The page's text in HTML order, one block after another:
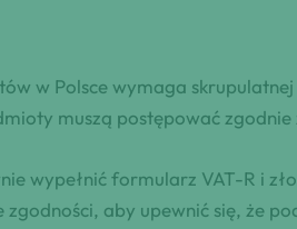
w Polsce wymaga
muszą postępować
wypełnić formularz VAT-R i
aby upewnić się, że